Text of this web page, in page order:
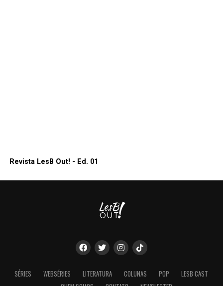
Revista LesB Out! - Ed. 01
SÉRIES WEBSÉRIES LITERATURA COLUNAS POP
LESB CAST